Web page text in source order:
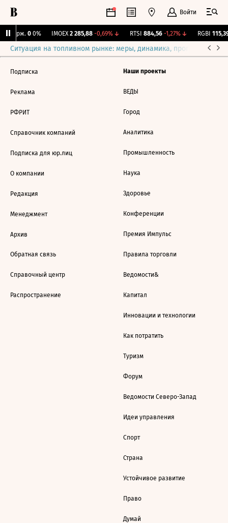
Войти
Бирж. 0 0% IMOEX 2 285,88 -0,69%↓ RTSI 884,56 -1,27%↓ RGBI 115,39
Ситуация на топливном рынке: меры, динамика, прогнозы
Подписка
Реклама
РФРИТ
Справочник компаний
Подписка для юр.лиц
О компании
Редакция
Менеджмент
Архив
Обратная связь
Справочный центр
Распространение
Наши проекты
ВЕДЫ
Город
Аналитика
Промышленность
Наука
Здоровье
Конференции
Премия Импульс
Правила торговли
Ведомости&
Капитал
Инновации и технологии
Как потратить
Туризм
Форум
Ведомости Северо-Запад
Идеи управления
Спорт
Страна
Устойчивое развитие
Право
Думай